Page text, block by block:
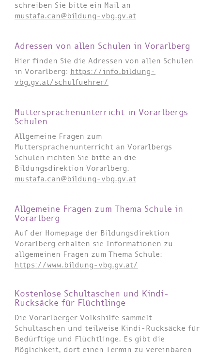
schreiben Sie bitte ein Mail an
mustafa.can@bildung-vbg.gv.at
Adressen von allen Schulen in Vorarlberg
Hier finden Sie die Adressen von allen Schulen
in Vorarlberg: https://info.bildung-
vbg.gv.at/schulfuehrer/
Muttersprachenunterricht in Vorarlbergs
Schulen
Allgemeine Fragen zum
Muttersprachenunterricht an Vorarlbergs
Schulen richten Sie bitte an die
Bildungsdirektion Vorarlberg:
mustafa.can@bildung-vbg.gv.at
Allgemeine Fragen zum Thema Schule in
Vorarlberg
Auf der Homepage der Bildungsdirektion
Vorarlberg erhalten sie Informationen zu
allgemeinen Fragen zum Thema Schule:
https://www.bildung-vbg.gv.at/
Kostenlose Schultaschen und Kindi-
Rucksäcke für Flüchtlinge
Die Vorarlberger Volkshilfe sammelt
Schultaschen und teilweise Kindi-Rucksäcke für
Bedürftige und Flüchtlinge. Es gibt die
Möglichkeit, dort einen Termin zu vereinbaren